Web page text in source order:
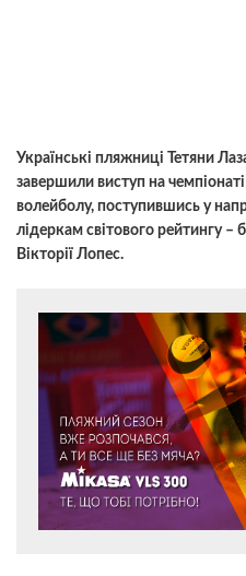
Українські пляжниці Тетяни
завершили виступ на
волейболу, поступившись у
лідеркам світового рейтингу –
Вікторії Лопес.